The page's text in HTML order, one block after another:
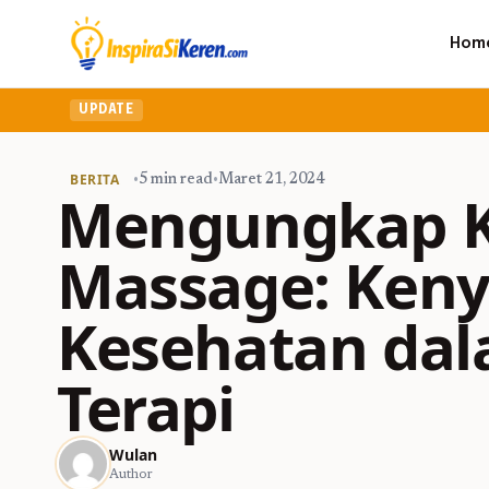
UPDATE
BERITA •5 min read•Maret 21, 2024
Mengungkap
Massage:
Kesehatan
Terapi
Wulan
Author